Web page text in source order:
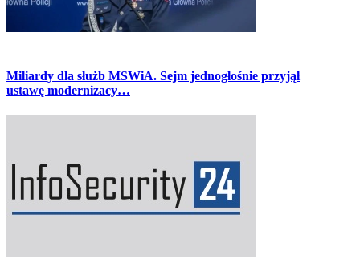
Miliardy dla służb MSWiA. Sejm jednogłośnie przyjął
ustawę modernizacy…